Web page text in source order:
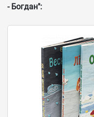
- Богдан":